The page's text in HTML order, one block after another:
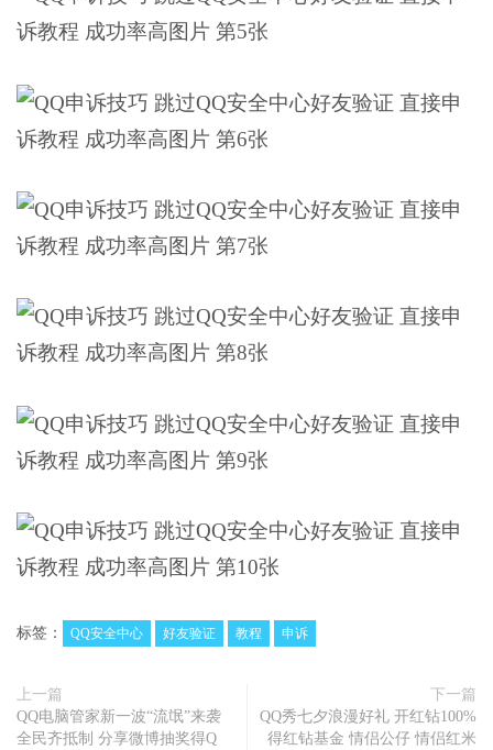
标签： QQ安全中心 好友验证 教程 申诉
上一篇
QQ电脑管家新一波“流氓”来袭
全民齐抵制 分享微博抽奖得Q
下一篇
QQ秀七夕浪漫好礼 开红钻100%
得红钻基金 情侣公仔 情侣红米